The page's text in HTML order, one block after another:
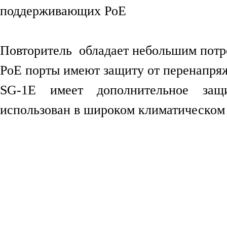
поддерживающих PoE
Повторитель обладает небольшим
PoE порты имеют защиту от
SG-1E имеет дополнительное
использован в широком